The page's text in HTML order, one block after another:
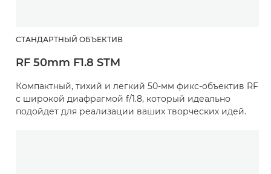
СТАНДАРТНЫЙ ОБЪЕКТИВ
RF 50mm F1.8 STM
Компактный, тихий и легкий 50-мм фикс-объектив RF
с широкой диафрагмой f/1.8, который идеально
подойдет для реализации ваших творческих идей.